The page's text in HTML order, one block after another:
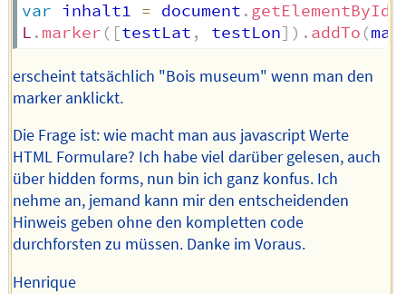
var inhalt1 = document . getElementById
L . marker ( [testLat , testLon] ) . addTo (map
erscheint tatsächlich "Bois museum" wenn man den
marker anklickt.
Die Frage ist: wie macht man aus javascript Werte
HTML Formulare? Ich habe viel darüber gelesen, auch
über hidden forms, nun bin ich ganz konfus. Ich
nehme an, jemand kann mir den entscheidenden
Hinweis geben ohne den kompletten code
durchforsten zu müssen. Danke im Voraus.
Henrique